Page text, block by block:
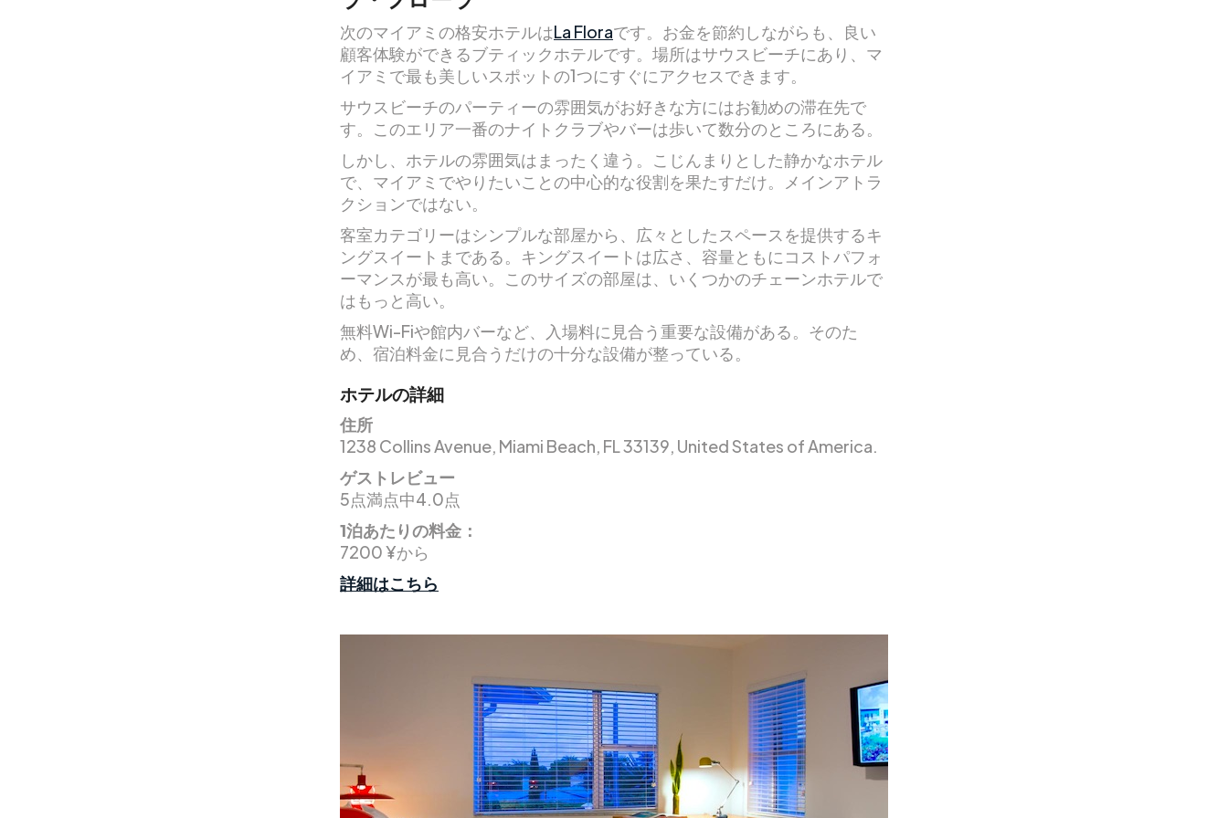
次のマイアミの格安ホテルはLa Floraです。お金を節約しながらも、良い
顧客体験ができるブティックホテルです。場所はサウスビーチにあり、マ
イアミで最も美しいスポットの1つにすぐにアクセスできます。
サウスビーチのパーティーの雰囲気がお好きな方にはお勧めの滞在先で
す。このエリア一番のナイトクラブやバーは歩いて数分のところにある。
しかし、ホテルの雰囲気はまったく違う。こじんまりとした静かなホテル
で、マイアミでやりたいことの中心的な役割を果たすだけ。メインアトラ
クションではない。
客室カテゴリーはシンプルな部屋から、広々としたスペースを提供するキ
ングスイートまである。キングスイートは広さ、容量ともにコストパフォ
ーマンスが最も高い。このサイズの部屋は、いくつかのチェーンホテルで
はもっと高い。
無料Wi-Fiや館内バーなど、入場料に見合う重要な設備がある。そのた
め、宿泊料金に見合うだけの十分な設備が整っている。
ホテルの詳細
住所
1238 Collins Avenue, Miami Beach, FL 33139, United States of America.
ゲストレビュー
5点満点中4.0点
1泊あたりの料金：
7200 ¥から
詳細はこちら